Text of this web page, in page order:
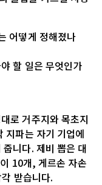
어떻게 정해졌나
할 일은 무엇인가
로 거주지와 목초지
지파는 자기 기업에
니다. 제비 뽑은 대
10개, 게르손 자손
받습니다.